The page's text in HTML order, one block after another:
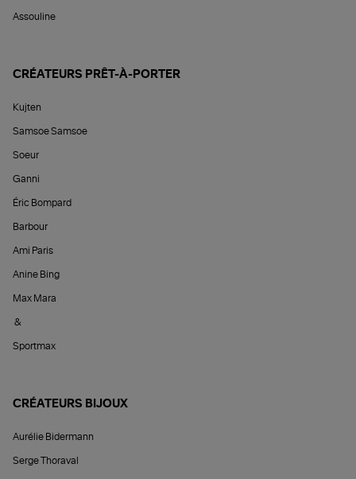
Assouline
CRÉATEURS PRÊT-À-PORTER
Kujten
Samsoe Samsoe
Soeur
Ganni
Éric Bompard
Barbour
Ami Paris
Anine Bing
Max Mara
&
Sportmax
CRÉATEURS BIJOUX
Aurélie Bidermann
Serge Thoraval